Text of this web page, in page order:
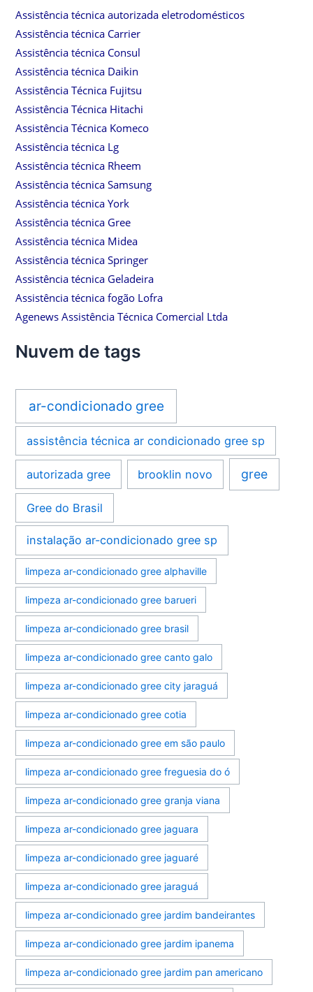
Assistência técnica autorizada eletrodomésticos
Assistência técnica Carrier
Assistência técnica Consul
Assistência técnica Daikin
Assistência Técnica Fujitsu
Assistência Técnica Hitachi
Assistência Técnica Komeco
Assistência técnica Lg
Assistência técnica Rheem
Assistência técnica Samsung
Assistência técnica York
Assistência técnica Gree
Assistência técnica Midea
Assistência técnica Springer
Assistência técnica Geladeira
Assistência técnica fogão Lofra
Agenews Assistência Técnica Comercial Ltda
Nuvem de tags
ar-condicionado gree
assistência técnica ar condicionado gree sp
autorizada gree brooklin novo gree
Gree do Brasil
instalação ar-condicionado gree sp
limpeza ar-condicionado gree alphaville
limpeza ar-condicionado gree barueri
limpeza ar-condicionado gree brasil
limpeza ar-condicionado gree canto galo
limpeza ar-condicionado gree city jaraguá
limpeza ar-condicionado gree cotia
limpeza ar-condicionado gree em são paulo
limpeza ar-condicionado gree freguesia do ó
limpeza ar-condicionado gree granja viana
limpeza ar-condicionado gree jaguara
limpeza ar-condicionado gree jaguaré
limpeza ar-condicionado gree jaraguá
limpeza ar-condicionado gree jardim bandeirantes
limpeza ar-condicionado gree jardim ipanema
limpeza ar-condicionado gree jardim pan americano